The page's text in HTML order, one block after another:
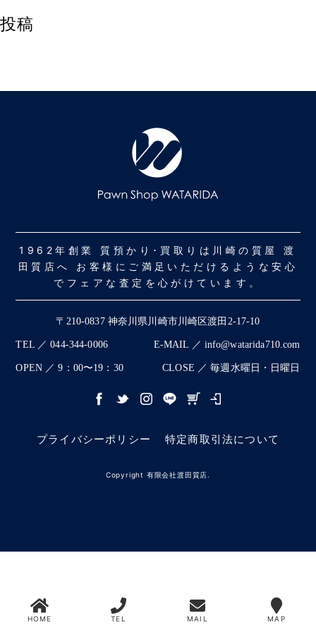
投稿
1962年創業 質預かり･買取りは川崎の質屋 渡
田質店へ お客様にご満足いただけるような安心
でフェアな査定を心がけています。
〒210-0837 神奈川県川崎市川崎区渡田2-17-10
TEL ／ 044-344-0006 E-MAIL ／ info@watarida710.com
OPEN ／ 9：00〜19：30 CLOSE ／ 毎週水曜日・日曜日
プライバシーポリシー 特定商取引法について
Copyright 有限会社渡田質店.
HOME TEL MAIL MAP